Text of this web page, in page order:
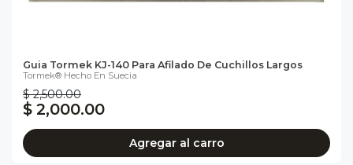
Guia Tormek KJ-140 Para Afilado De Cuchillos Largos
Tormek® Hecho En Suecia
$ 2,500.00
$ 2,000.00
Agregar al carro